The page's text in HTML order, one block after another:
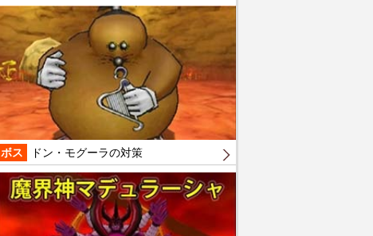
ボス ドン・モグーラの対策